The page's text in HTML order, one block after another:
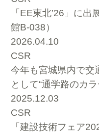
「EE東北’26」に
館B-038）
2026.04.10
CSR
今年も宮城県内で交
として“通学路のカ
2025.12.03
CSR
「建設技術フェア